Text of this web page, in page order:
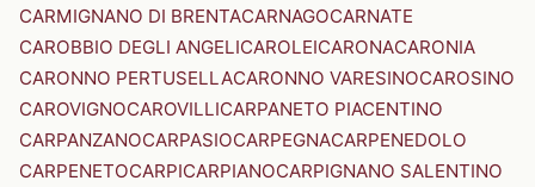
CARMIGNANO DI BRENTACARNAGOCARNATE
CAROBBIO DEGLI ANGELICAROLEICARONACARONIA
CARONNO PERTUSELLACARONNO VARESINOCAROSINO
CAROVIGNOCAROVILLICARPANETO PIACENTINO
CARPANZANOCARPASIOCARPEGNACARPENEDOLO
CARPENETOCARPICARPIANOCARPIGNANO SALENTINO